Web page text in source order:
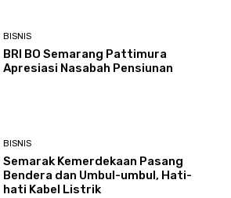
BISNIS
BRI BO Semarang Pattimura
Apresiasi Nasabah Pensiunan
BISNIS
Semarak Kemerdekaan Pasang
Bendera dan Umbul-umbul, Hati-
hati Kabel Listrik